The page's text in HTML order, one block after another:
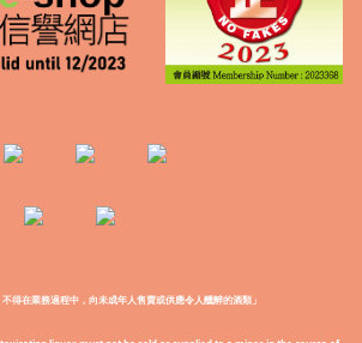
不得在業務過程中，向未成年人售賣或供應令人醺醉的酒類」